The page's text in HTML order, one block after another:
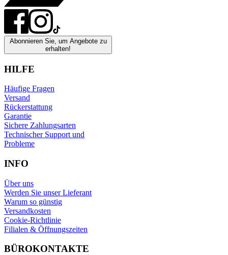
Abonnieren Sie, um Angebote zu
erhalten!
HILFE
Häufige Fragen
Versand
Rückerstattung
Garantie
Sichere Zahlungsarten
Technischer Support und
Probleme
INFO
Über uns
Werden Sie unser Lieferant
Warum so günstig
Versandkosten
Cookie-Richtlinie
Filialen & Öffnungszeiten
BÜROKONTAKTE